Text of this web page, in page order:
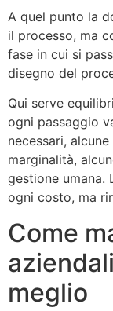
A quel punto la
il processo, ma
fase in cui si
disegno del
Qui serve
ogni passaggio
necessari,
marginalità,
gestione umana.
ogni costo, ma
Come
meglio